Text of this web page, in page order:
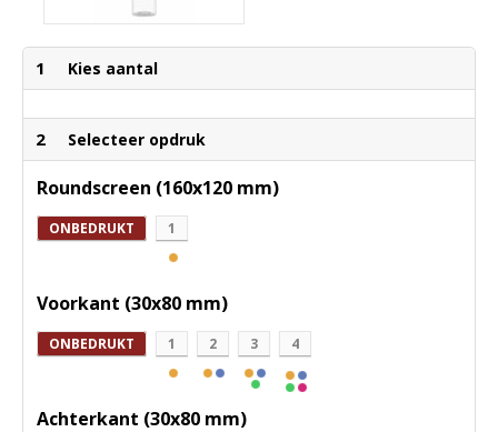
1 Kies aantal
2 Selecteer opdruk
Roundscreen (160x120 mm)
ONBEDRUKT 1
Voorkant (30x80 mm)
ONBEDRUKT 1 2 3 4
Achterkant (30x80 mm)